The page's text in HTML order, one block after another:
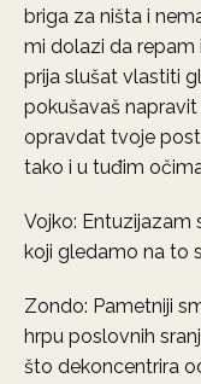
briga za ništa i
mi dolazi da repam
prija slušat vlastiti
pokušavaš
opravdat tvoje
tako i u tuđim
Vojko: Entuzijazam
koji gledamo na to
Zondo: Pametniji
hrpu poslovnih
što dekoncentrira